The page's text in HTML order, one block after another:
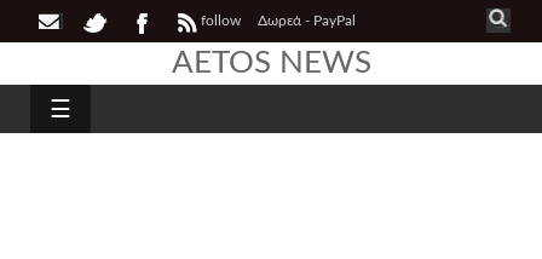
follow Δωρεά - PayPal
AETOS NEWS
☰